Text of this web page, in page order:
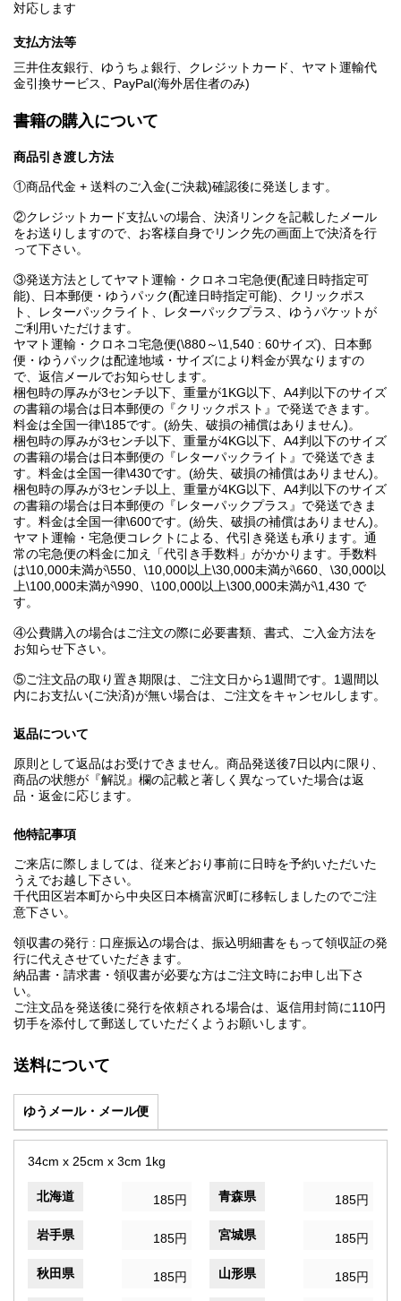
対応します
支払方法等
三井住友銀行、ゆうちょ銀行、クレジットカード、ヤマト運輸代
金引換サービス、PayPal(海外居住者のみ)
書籍の購入について
商品引き渡し方法
①商品代金 + 送料のご入金(ご決裁)確認後に発送します。
②クレジットカード支払いの場合、決済リンクを記載したメール
をお送りしますので、お客様自身でリンク先の画面上で決済を行
って下さい。
③発送方法としてヤマト運輸・クロネコ宅急便(配達日時指定可
能)、日本郵便・ゆうパック(配達日時指定可能)、クリックポス
ト、レターパックライト、レターパックプラス、ゆうパケットが
ご利用いただけます。
ヤマト運輸・クロネコ宅急便(\880～\1,540 : 60サイズ)、日本郵
便・ゆうパックは配達地域・サイズにより料金が異なりますの
で、返信メールでお知らせします。
梱包時の厚みが3センチ以下、重量が1KG以下、A4判以下のサイズ
の書籍の場合は日本郵便の『クリックポスト』で発送できます。
料金は全国一律\185です。(紛失、破損の補償はありません)。
梱包時の厚みが3センチ以下、重量が4KG以下、A4判以下のサイズ
の書籍の場合は日本郵便の『レターパックライト』で発送できま
す。料金は全国一律\430です。(紛失、破損の補償はありません)。
梱包時の厚みが3センチ以上、重量が4KG以下、A4判以下のサイズ
の書籍の場合は日本郵便の『レターパックプラス』で発送できま
す。料金は全国一律\600です。(紛失、破損の補償はありません)。
ヤマト運輸・宅急便コレクトによる、代引き発送も承ります。通
常の宅急便の料金に加え「代引き手数料」がかかります。手数料
は\10,000未満が\550、\10,000以上\30,000未満が\660、\30,000以
上\100,000未満が\990、\100,000以上\300,000未満が\1,430 で
す。
④公費購入の場合はご注文の際に必要書類、書式、ご入金方法を
お知らせ下さい。
⑤ご注文品の取り置き期限は、ご注文日から1週間です。1週間以
内にお支払い(ご決済)が無い場合は、ご注文をキャンセルします。
返品について
原則として返品はお受けできません。商品発送後7日以内に限り、
商品の状態が『解説』欄の記載と著しく異なっていた場合は返
品・返金に応じます。
他特記事項
ご来店に際しましては、従来どおり事前に日時を予約いただいた
うえでお越し下さい。
千代田区岩本町から中央区日本橋富沢町に移転しましたのでご注
意下さい。
領収書の発行 : 口座振込の場合は、振込明細書をもって領収証の発
行に代えさせていただきます。
納品書・請求書・領収書が必要な方はご注文時にお申し出下さ
い。
ご注文品を発送後に発行を依頼される場合は、返信用封筒に110円
切手を添付して郵送していただくようお願いします。
送料について
ゆうメール・メール便
34cm x 25cm x 3cm 1kg
北海道 185円 青森県 185円
岩手県 185円 宮城県 185円
秋田県 185円 山形県 185円